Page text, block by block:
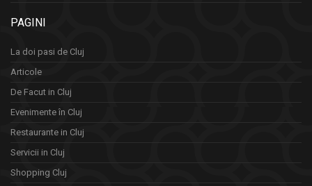
PAGINI
La doi pasi de Cluj
Articole
De Facut in Cluj
Evenimente în Cluj
Restaurante in Cluj
Servicii in Cluj
Shopping Cluj